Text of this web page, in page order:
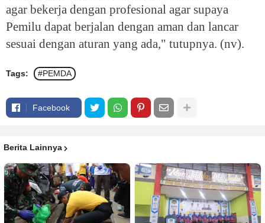
agar bekerja dengan profesional agar supaya
Pemilu dapat berjalan dengan aman dan lancar
sesuai dengan aturan yang ada," tutupnya. (nv).
Tags: #PEMDA
Facebook
Berita Lainnya